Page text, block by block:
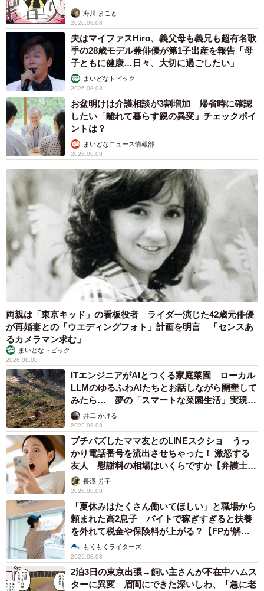
海川 まこと
2026.08.08
夫はマイファスHiro、義父母も義兄も超有名歌
手の28歳モデル兼俳優が第1子出産を報告「母
子ともに健康…日々、大切に過ごしたい」
まいどなトピック
2026.08.08
お盆明けは介護相談が3割増加 帰省時に確認
したい「離れて暮らす親の異変」チェックポイ
ントは？
まいどなニュース情報部
2026.08.08
両親は「東京キッド」の看板役者 ライダー演じた42歳元俳優
が再婚妻との「ウエディングフォト」計画を明言 「センスあ
るカメラマン求む」
まいどなトピック
2026.08.08
ITエンジニアがAIとつくる家庭菜園 ローカル
LLMのゆるふわAIたちとお話しながら開墾して
みたら… 夢の「スマートな菜園生活」実現な
るか井二 かける
2026.08.08
プチバズしたママ友とのLINEスクショ うっ
かり電話番号を流出させちゃった！ 激怒する
友人 慰謝料の相場はいくらですか【弁護士が
解説】長澤 芳子
2026.08.08
「夏休みはたくさん働いてほしい」と職場から
頼まれた高2息子 バイトで稼ぎすぎると扶養
を外れて税金や保険料が上がる？【FPが解
説】もくもくライターズ
2026.08.08
2泊3日の東京出張→飼い主さんが不在中ハムス
ターに異変 眉間にできた深いしわ、「急に老